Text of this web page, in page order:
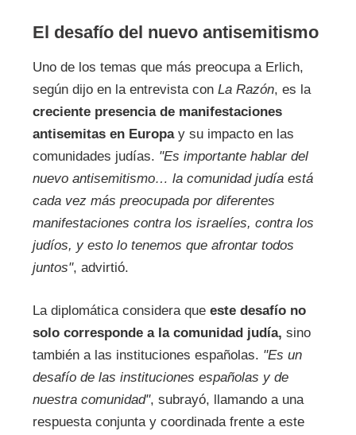
El desafío del nuevo antisemitismo
Uno de los temas que más preocupa a Erlich,
según dijo en la entrevista con La Razón, es la
creciente presencia de manifestaciones
antisemitas en Europay su impacto en las
comunidades judías. "Es importante hablar del
nuevo antisemitismo… la comunidad judía está
cada vez más preocupada por diferentes
manifestaciones contra los israelíes, contra los
judíos, y esto lo tenemos que afrontar todos
juntos", advirtió.
La diplomática considera que este desafío no
solo corresponde a la comunidad judía, sino
también a las instituciones españolas. "Es un
desafío de las instituciones españolas y de
nuestra comunidad", subrayó, llamando a una
respuesta conjunta y coordinada frente a este